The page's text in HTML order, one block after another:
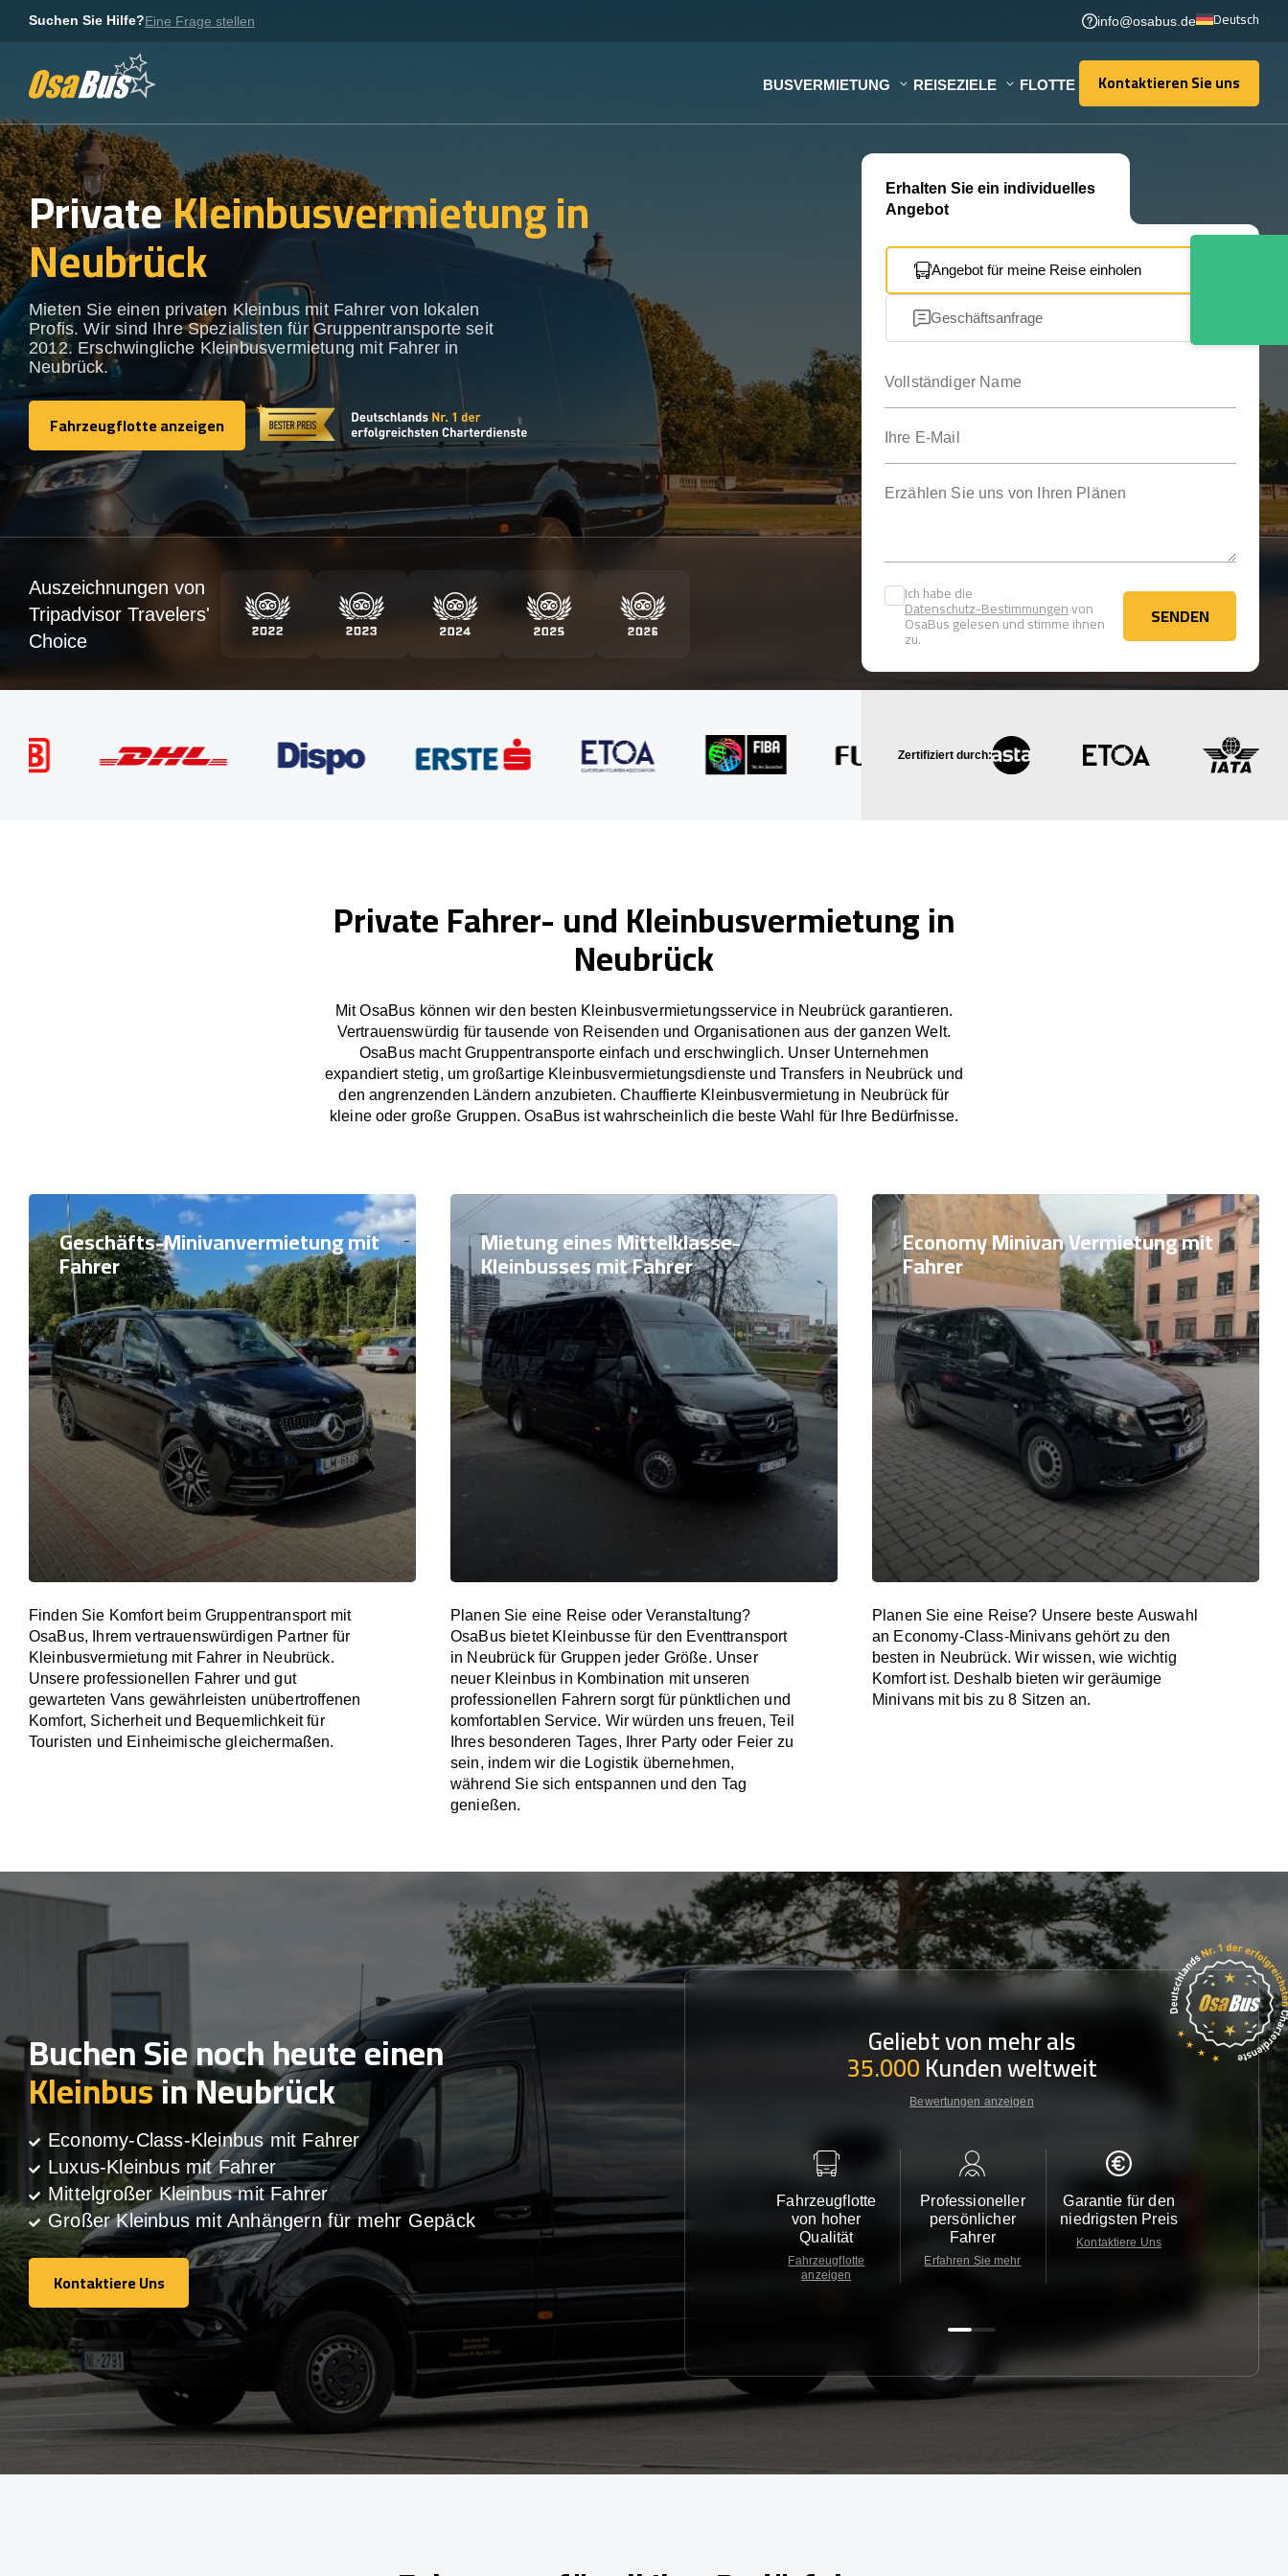
Suchen Sie Hilfe?Eine Frage stellen info@osabus.de Deutsch
BUSVERMIETUNG REISEZIELE FLOTTE Kontaktieren Sie uns
Kontaktieren Sie uns
PrivateKleinbusvermietung in
Neubrück
Mieten Sie einen privaten Kleinbus mit Fahrer von lokalen
Profis. Wir sind Ihre Spezialisten für Gruppentransporte seit
2012. Erschwingliche Kleinbusvermietung mit Fahrer in
Neubrück.
Fahrzeugflotte anzeigen
Fahrzeugflotte anzeigen
Erhalten Sie ein individuelles
Angebot
Angebot für meine Reise einholen
Geschäftsanfrage
Ich habe die
Datenschutz-Bestimmungenvon
OsaBus gelesen und stimme ihnen
zu.
SENDEN
SENDEN
Auszeichnungen von
Tripadvisor Travelers'
Choice
Zertifiziert durch:
Private Fahrer- und Kleinbusvermietung in
Neubrück
Mit OsaBus können wir den besten Kleinbusvermietungsservice in Neubrück garantieren.
Vertrauenswürdig für tausende von Reisenden und Organisationen aus der ganzen Welt.
OsaBus macht Gruppentransporte einfach und erschwinglich. Unser Unternehmen
expandiert stetig, um großartige Kleinbusvermietungsdienste und Transfers in Neubrück und
den angrenzenden Ländern anzubieten. Chauffierte Kleinbusvermietung in Neubrück für
kleine oder große Gruppen. OsaBus ist wahrscheinlich die beste Wahl für Ihre Bedürfnisse.
Geschäfts-Minivanvermietung mit
Fahrer
Finden Sie Komfort beim Gruppentransport mit
OsaBus, Ihrem vertrauenswürdigen Partner für
Kleinbusvermietung mit Fahrer in Neubrück.
Unsere professionellen Fahrer und gut
gewarteten Vans gewährleisten unübertroffenen
Komfort, Sicherheit und Bequemlichkeit für
Touristen und Einheimische gleichermaßen.
Mietung eines Mittelklasse-
Kleinbusses mit Fahrer
Planen Sie eine Reise oder Veranstaltung?
OsaBus bietet Kleinbusse für den Eventtransport
in Neubrück für Gruppen jeder Größe. Unser
neuer Kleinbus in Kombination mit unseren
professionellen Fahrern sorgt für pünktlichen und
komfortablen Service. Wir würden uns freuen, Teil
Ihres besonderen Tages, Ihrer Party oder Feier zu
sein, indem wir die Logistik übernehmen,
während Sie sich entspannen und den Tag
genießen.
Economy Minivan Vermietung mit
Fahrer
Planen Sie eine Reise? Unsere beste Auswahl
an Economy-Class-Minivans gehört zu den
besten in Neubrück. Wir wissen, wie wichtig
Komfort ist. Deshalb bieten wir geräumige
Minivans mit bis zu 8 Sitzen an.
Buchen Sie noch heute einen
Kleinbusin Neubrück
Economy-Class-Kleinbus mit Fahrer
Luxus-Kleinbus mit Fahrer
Mittelgroßer Kleinbus mit Fahrer
Großer Kleinbus mit Anhängern für mehr Gepäck
Kontaktiere Uns
Kontaktiere Uns
Geliebt von mehr als
35.000Kunden weltweit
Bewertungen anzeigen
Fahrzeugflotte
von hoher
Qualität
Fahrzeugflotte
anzeigen
Professioneller
persönlicher
Fahrer
Erfahren Sie mehr
Garantie für den
niedrigsten Preis
Kontaktiere Uns Kontaktiere